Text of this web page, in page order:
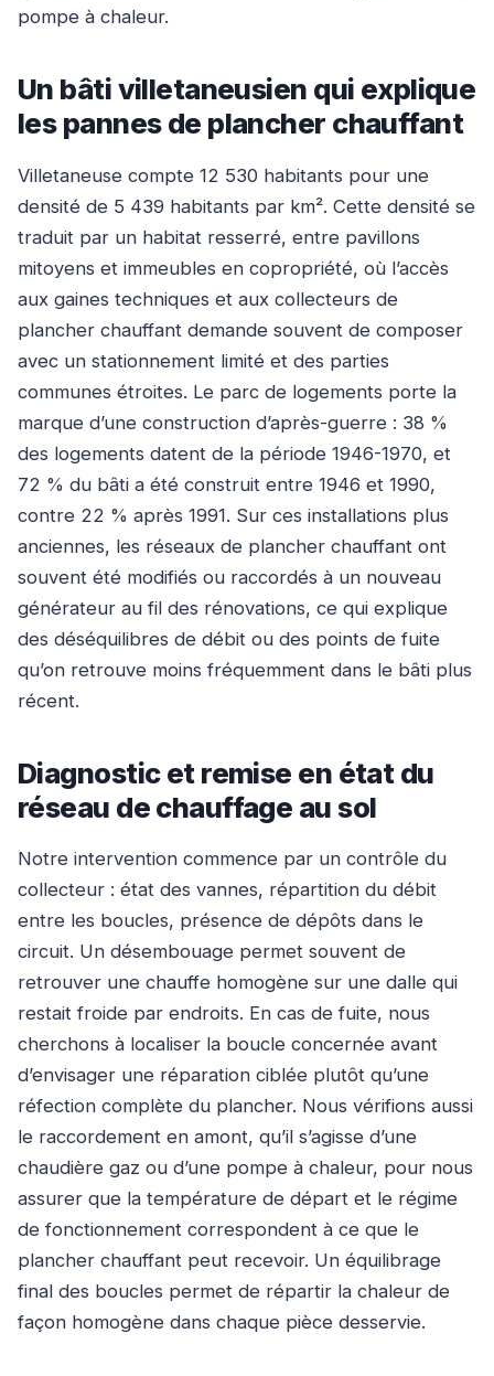
pompe à chaleur.
Un bâti villetaneusien qui explique
les pannes de plancher chauffant
Villetaneuse compte 12 530 habitants pour une
densité de 5 439 habitants par km². Cette densité se
traduit par un habitat resserré, entre pavillons
mitoyens et immeubles en copropriété, où l’accès
aux gaines techniques et aux collecteurs de
plancher chauffant demande souvent de composer
avec un stationnement limité et des parties
communes étroites. Le parc de logements porte la
marque d’une construction d’après-guerre : 38 %
des logements datent de la période 1946-1970, et
72 % du bâti a été construit entre 1946 et 1990,
contre 22 % après 1991. Sur ces installations plus
anciennes, les réseaux de plancher chauffant ont
souvent été modifiés ou raccordés à un nouveau
générateur au fil des rénovations, ce qui explique
des déséquilibres de débit ou des points de fuite
qu’on retrouve moins fréquemment dans le bâti plus
récent.
Diagnostic et remise en état du
réseau de chauffage au sol
Notre intervention commence par un contrôle du
collecteur : état des vannes, répartition du débit
entre les boucles, présence de dépôts dans le
circuit. Un désembouage permet souvent de
retrouver une chauffe homogène sur une dalle qui
restait froide par endroits. En cas de fuite, nous
cherchons à localiser la boucle concernée avant
d’envisager une réparation ciblée plutôt qu’une
réfection complète du plancher. Nous vérifions aussi
le raccordement en amont, qu’il s’agisse d’une
chaudière gaz ou d’une pompe à chaleur, pour nous
assurer que la température de départ et le régime
de fonctionnement correspondent à ce que le
plancher chauffant peut recevoir. Un équilibrage
final des boucles permet de répartir la chaleur de
façon homogène dans chaque pièce desservie.